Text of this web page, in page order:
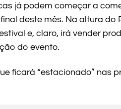
já podem começar a
deste mês. Na altura do
e, claro, irá vender
do evento.
ficará “estacionado” nas